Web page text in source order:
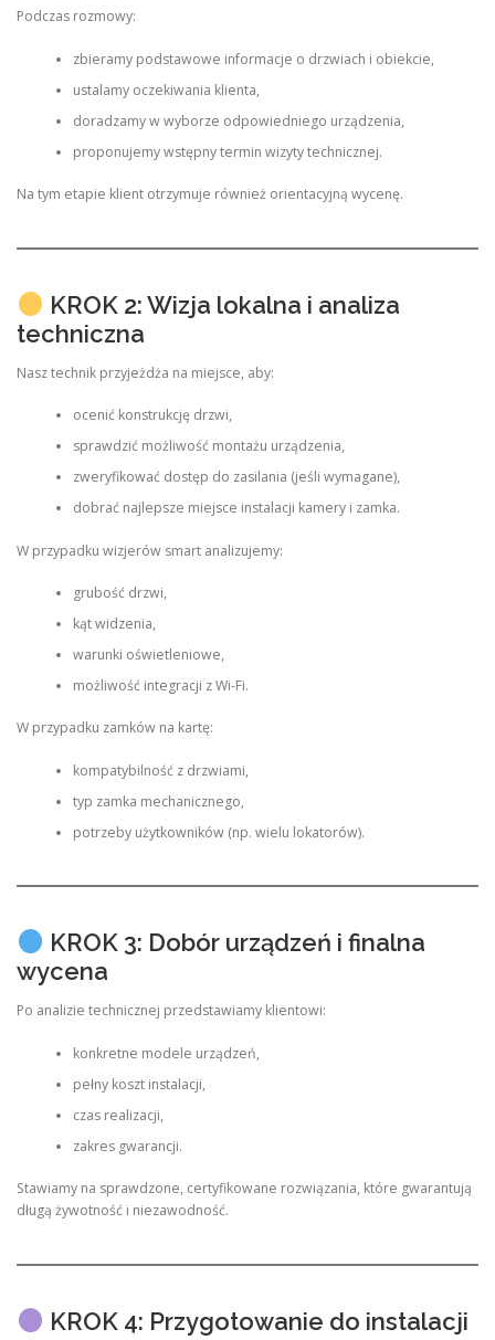
Podczas rozmowy:
zbieramy podstawowe informacje o drzwiach i obiekcie,
ustalamy oczekiwania klienta,
doradzamy w wyborze odpowiedniego urządzenia,
proponujemy wstępny termin wizyty technicznej.
Na tym etapie klient otrzymuje również orientacyjną wycenę.
KROK 2: Wizja lokalna i analiza
techniczna
Nasz technik przyjeżdża na miejsce, aby:
ocenić konstrukcję drzwi,
sprawdzić możliwość montażu urządzenia,
zweryfikować dostęp do zasilania (jeśli wymagane),
dobrać najlepsze miejsce instalacji kamery i zamka.
W przypadku wizjerów smart analizujemy:
grubość drzwi,
kąt widzenia,
warunki oświetleniowe,
możliwość integracji z Wi-Fi.
W przypadku zamków na kartę:
kompatybilność z drzwiami,
typ zamka mechanicznego,
potrzeby użytkowników (np. wielu lokatorów).
KROK 3: Dobór urządzeń i finalna
wycena
Po analizie technicznej przedstawiamy klientowi:
konkretne modele urządzeń,
pełny koszt instalacji,
czas realizacji,
zakres gwarancji.
Stawiamy na sprawdzone, certyfikowane rozwiązania, które gwarantują
długą żywotność i niezawodność.
KROK 4: Przygotowanie do instalacji